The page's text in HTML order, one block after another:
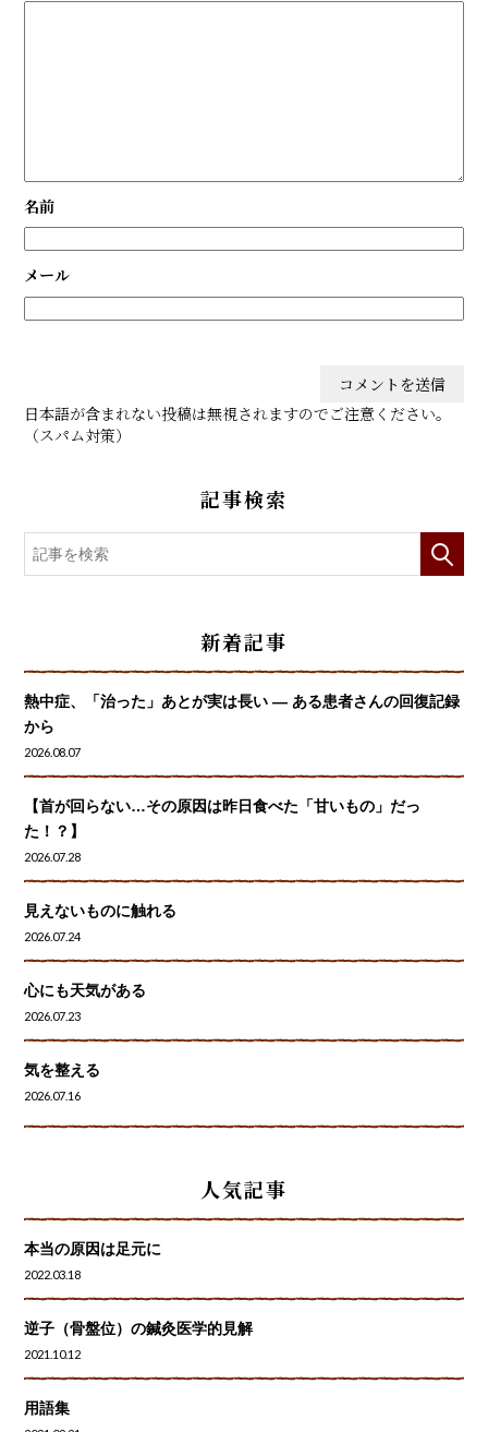
名前
メール
日本語が含まれない投稿は無視されますのでご注意ください。
（スパム対策）
記事検索
新着記事
熱中症、「治った」あとが実は長い ― ある患者さんの回復記録
から
2026.08.07
【首が回らない…その原因は昨日食べた「甘いもの」だっ
た！？】
2026.07.28
見えないものに触れる
2026.07.24
心にも天気がある
2026.07.23
気を整える
2026.07.16
人気記事
本当の原因は足元に
2022.03.18
逆子（骨盤位）の鍼灸医学的見解
2021.10.12
用語集